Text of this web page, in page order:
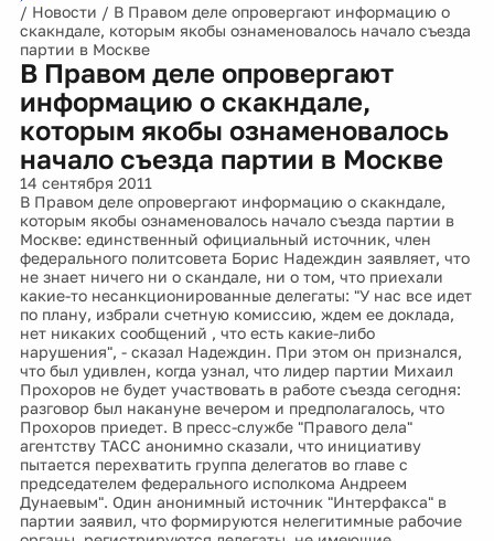
/ Новости / В Правом деле опровергают информацию о
скакндале, которым якобы ознаменовалось начало съезда
партии в Москве
В Правом деле опровергают
информацию о скакндале,
которым якобы ознаменовалось
начало съезда партии в Москве
14 сентября 2011
В Правом деле опровергают информацию о скакндале,
которым якобы ознаменовалось начало съезда партии в
Москве: единственный официальный источник, член
федерального политсовета Борис Надеждин заявляет, что
не знает ничего ни о скандале, ни о том, что приехали
какие-то несанкционированные делегаты: "У нас все идет
по плану, избрали счетную комиссию, ждем ее доклада,
нет никаких сообщений , что есть какие-либо
нарушения", - сказал Надеждин. При этом он признался,
что был удивлен, когда узнал, что лидер партии Михаил
Прохоров не будет участвовать в работе съезда сегодня:
разговор был накануне вечером и предполагалось, что
Прохоров приедет. В пресс-службе "Правого дела"
агентству ТАСС анонимно сказали, что инициативу
пытается перехватить группа делегатов во главе с
председателем федерального исполкома Андреем
Дунаевым". Один анонимный источник "Интерфакса" в
партии заявил, что формируются нелегитимные рабочие